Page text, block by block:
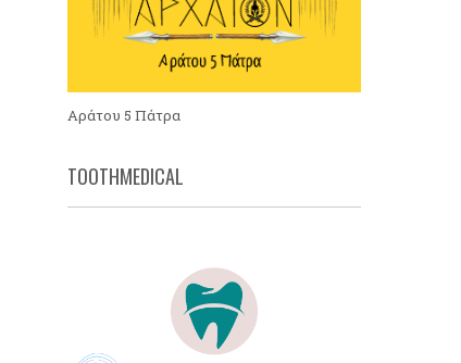
Αράτου 5 Πάτρα
TOOTHMEDICAL